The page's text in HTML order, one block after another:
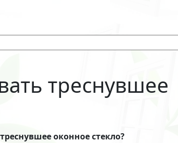
треснувшее
оконное стекло?